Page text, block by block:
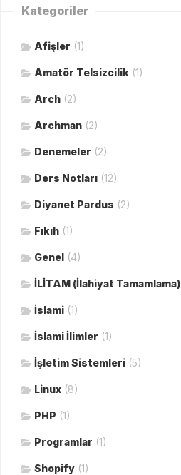
Kategoriler
Afişler (1)
Amatör Telsizcilik (1)
Arch (2)
Archman (2)
Denemeler (2)
Ders Notları (12)
Diyanet Pardus (2)
Fıkıh (1)
Genel (4)
İLİTAM (İlahiyat Tamamlama)
İslami (1)
İslami İlimler (1)
İşletim Sistemleri (5)
Linux (8)
PHP (1)
Programlar (1)
Shopify (1)